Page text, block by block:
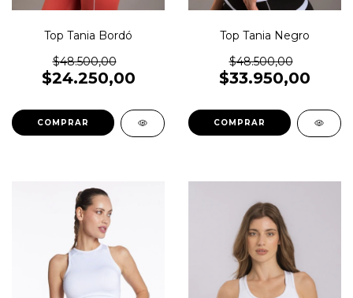
Top Tania Bordó
$48.500,00
$24.250,00
COMPRAR
Top Tania Negro
$48.500,00
$33.950,00
COMPRAR